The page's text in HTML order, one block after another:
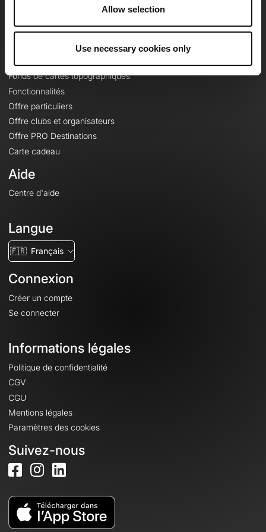
Allow selection
Use necessary cookies only
Le Mag'
Fonds de cartes topographiques
Fonctionnalités
Offre particuliers
Offre clubs et organisateurs
Offre PRO Destinations
Carte cadeau
Aide
Centre d'aide
Langue
🇫🇷 Français
Connexion
Créer un compte
Se connecter
Informations légales
Politique de confidentialité
CGV
CGU
Mentions légales
Paramètres des cookies
Suivez-nous